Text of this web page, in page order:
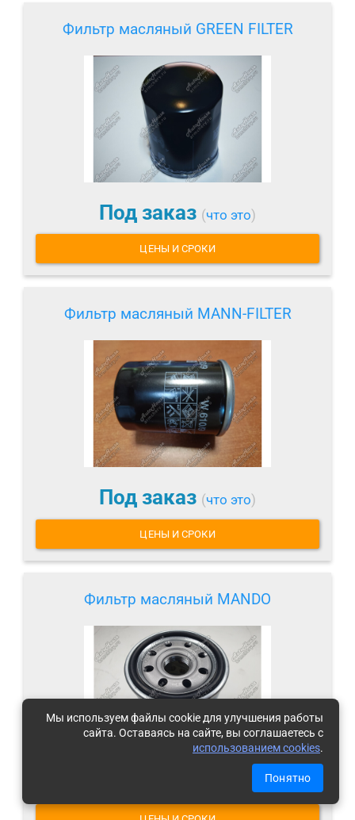
Мы используем файлы cookie для улучшения работы
сайта. Оставаясь на сайте, вы соглашаетесь с
использованием cookies.
Понятно
Фильтр масляный GREEN FILTER
Под заказ (что это)
ЦЕНЫ И СРОКИ
Фильтр масляный MANN-FILTER
Под заказ (что это)
ЦЕНЫ И СРОКИ
Фильтр масляный MANDO